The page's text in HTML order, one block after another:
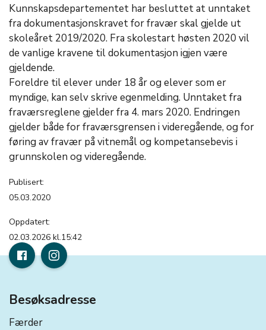
Kunnskapsdepartementet har besluttet at unntaket
fra dokumentasjonskravet for fravær skal gjelde ut
skoleåret 2019/2020. Fra skolestart høsten 2020 vil
de vanlige kravene til dokumentasjon igjen være
gjeldende.
Foreldre til elever under 18 år og elever som er
myndige, kan selv skrive egenmelding. Unntaket fra
fraværsreglene gjelder fra 4. mars 2020. Endringen
gjelder både for fraværsgrensen i videregående, og for
føring av fravær på vitnemål og kompetansebevis i
grunnskolen og videregående.
Publisert:
05.03.2020
Oppdatert:
02.03.2026 kl.15:42
Besøksadresse
Færder